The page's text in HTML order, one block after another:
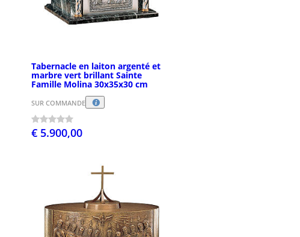
Tabernacle en laiton argenté et
marbre vert brillant Sainte
Famille Molina 30x35x30 cm
SUR COMMANDE
€ 5.900,00